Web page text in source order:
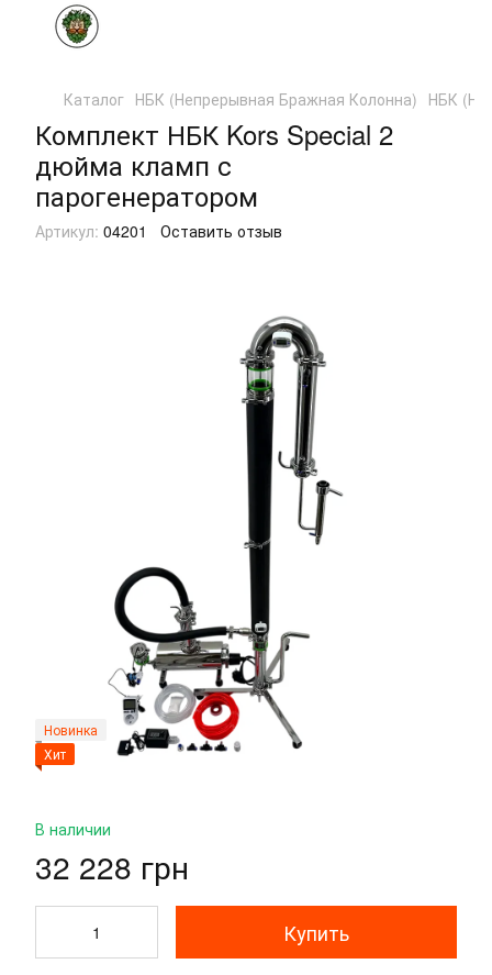
Каталог НБК (Непрерывная Бражная Колонна) НБК
Комплект НБК Kors Special 2
дюйма кламп с
парогенератором
Артикул: 04201 Оставить отзыв
Новинка
Хит
В наличии
32 228 грн
Купить